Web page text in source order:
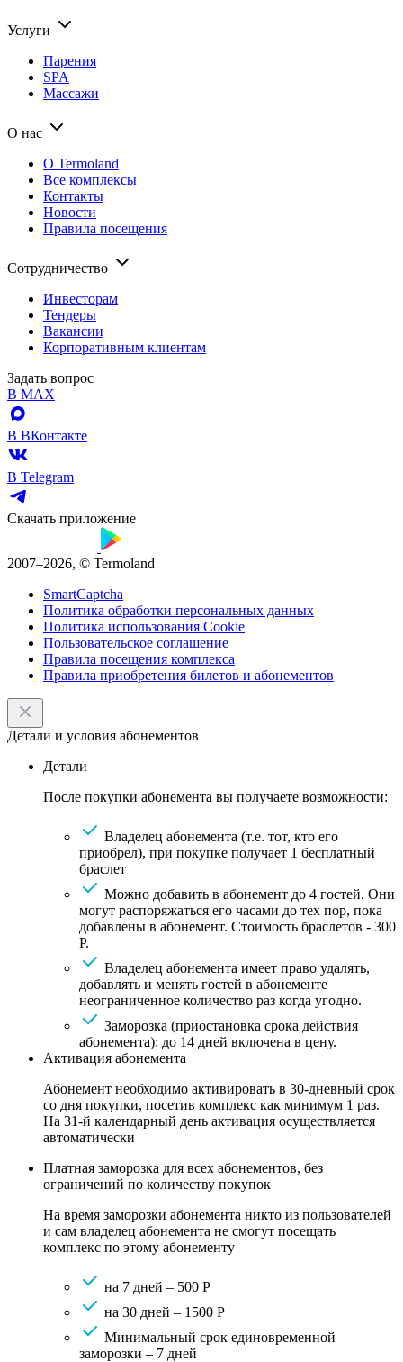
Услуги
Парения
SPA
Массажи
О нас
О Termoland
Все комплексы
Контакты
Новости
Правила посещения
Сотрудничество
Инвесторам
Тендеры
Вакансии
Корпоративным клиентам
Задать вопрос
В MAX
В ВКонтакте
В Telegram
Скачать приложение
2007–2026, © Termoland
SmartCaptcha
Политика обработки персональных данных
Политика использования Cookie
Пользовательское соглашение
Правила посещения комплекса
Правила приобретения билетов и абонементов
Детали и условия абонементов
Детали
После покупки абонемента вы получаете возможности:
Владелец абонемента (т.е. тот, кто его
приобрел), при покупке получает 1 бесплатный
браслет
Можно добавить в абонемент до 4 гостей. Они
могут распоряжаться его часами до тех пор, пока
добавлены в абонемент. Стоимость браслетов - 300
Р.
Владелец абонемента имеет право удалять,
добавлять и менять гостей в абонементе
неограниченное количество раз когда угодно.
Заморозка (приостановка срока действия
абонемента): до 14 дней включена в цену.
Активация абонемента
Абонемент необходимо активировать в 30-дневный срок
со дня покупки, посетив комплекс как минимум 1 раз.
На 31-й календарный день активация осуществляется
автоматически
Платная заморозка для всех абонементов, без
ограничений по количеству покупок
На время заморозки абонемента никто из пользователей
и сам владелец абонемента не смогут посещать
комплекс по этому абонементу
на 7 дней – 500 Р
на 30 дней – 1500 Р
Минимальный срок единовременной
заморозки – 7 дней